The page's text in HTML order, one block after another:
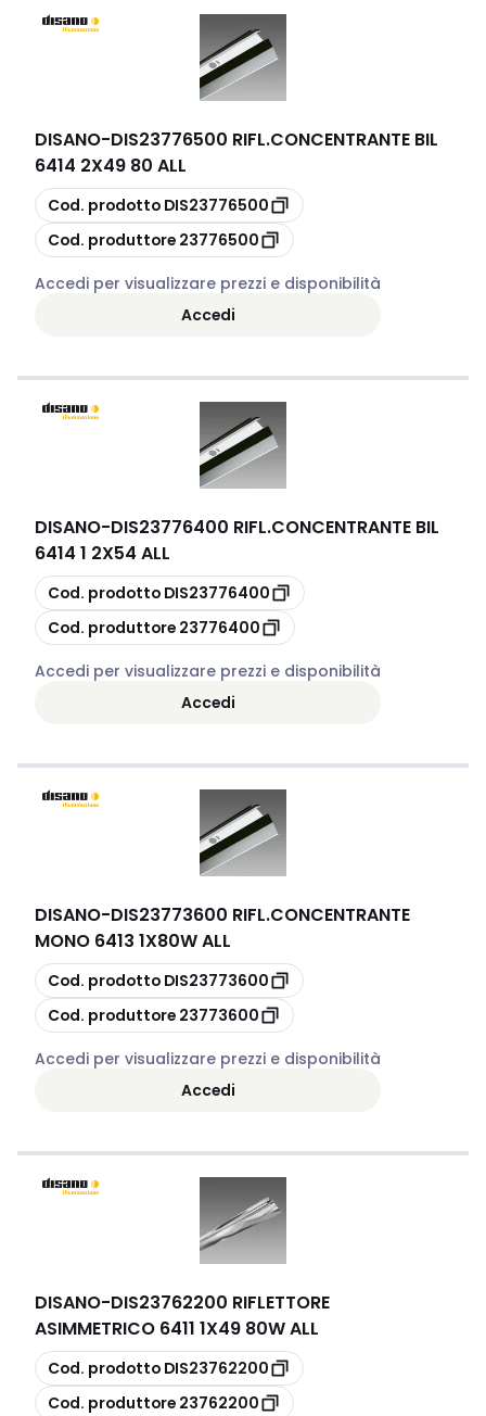
DISANO-DIS23776500 RIFL.CONCENTRANTE BIL
6414 2X49 80 ALL
copia
Cod. prodotto DIS23776500
copia
Cod. produttore 23776500
Accedi per visualizzare prezzi e disponibilità
Accedi
DISANO-DIS23776400 RIFL.CONCENTRANTE BIL
6414 1 2X54 ALL
copia
Cod. prodotto DIS23776400
copia
Cod. produttore 23776400
Accedi per visualizzare prezzi e disponibilità
Accedi
DISANO-DIS23773600 RIFL.CONCENTRANTE
MONO 6413 1X80W ALL
copia
Cod. prodotto DIS23773600
copia
Cod. produttore 23773600
Accedi per visualizzare prezzi e disponibilità
Accedi
DISANO-DIS23762200 RIFLETTORE
ASIMMETRICO 6411 1X49 80W ALL
copia
Cod. prodotto DIS23762200
copia
Cod. produttore 23762200